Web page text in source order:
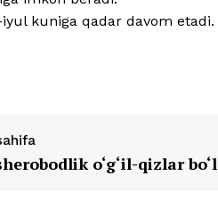
iyul kuniga qadar davom etadi.
o‘g‘il-qizlar